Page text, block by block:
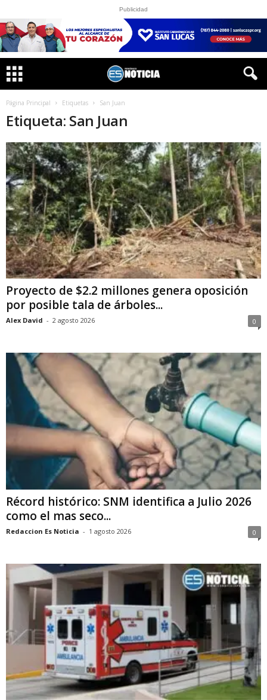
Publicidad
Página Principal Etiquetas San Juan
Etiqueta: San Juan
Proyecto de $2.2 millones genera oposición
por posible tala de árboles...
Alex David - 2 agosto 2026 0
Récord histórico: SNM identifica a Julio 2026
como el mas seco...
Redaccion Es Noticia - 1 agosto 2026 0